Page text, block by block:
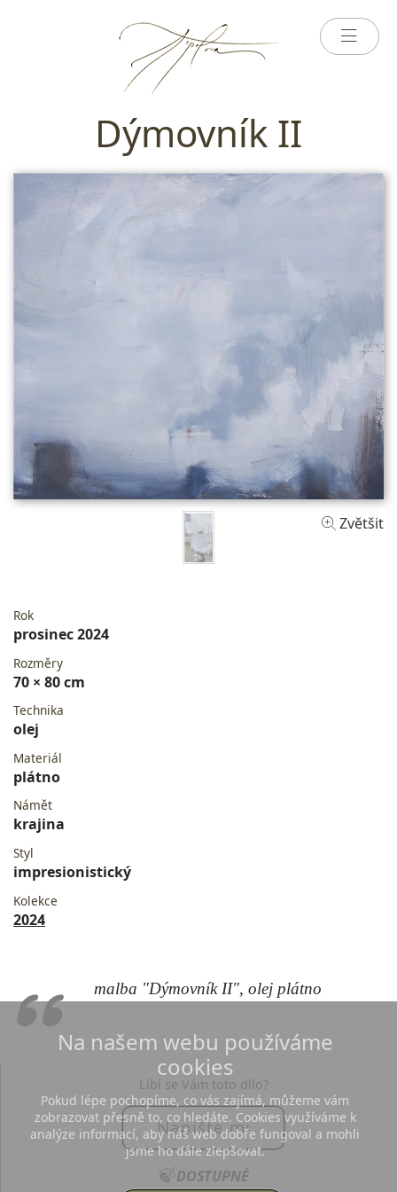
Dýmovník II
Zvětšit
Rok
prosinec 2024
Rozměry
70 × 80 cm
Technika
olej
Materiál
plátno
Námět
krajina
Styl
impresionistický
Kolekce
2024
malba "Dýmovník II", olej plátno
Líbí se Vám toto dílo?
Napište mi
🍃 DOSTUPNÉ
Na našem webu používáme
cookies
Pokud lépe pochopíme, co vás zajímá, můžeme vám
zobrazovat přesně to, co hledáte. Cookies využíváme k
analýze informací, aby náš web dobře fungoval a mohli
jsme ho dále zlepšovat.